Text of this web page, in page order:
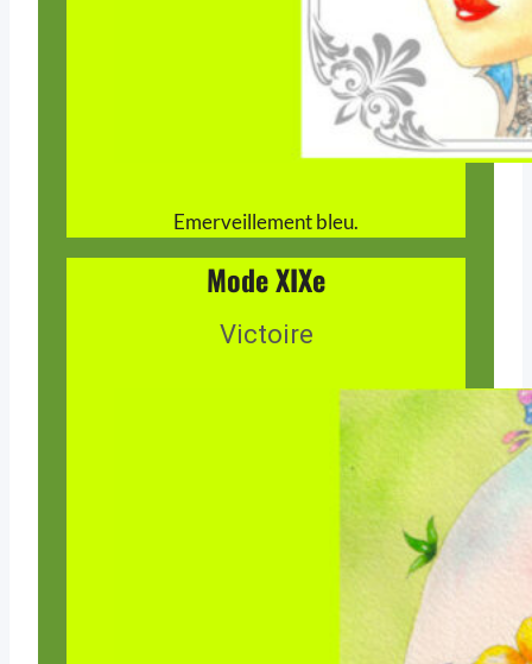
Emerveillement bleu.
Mode XIXe
Victoire